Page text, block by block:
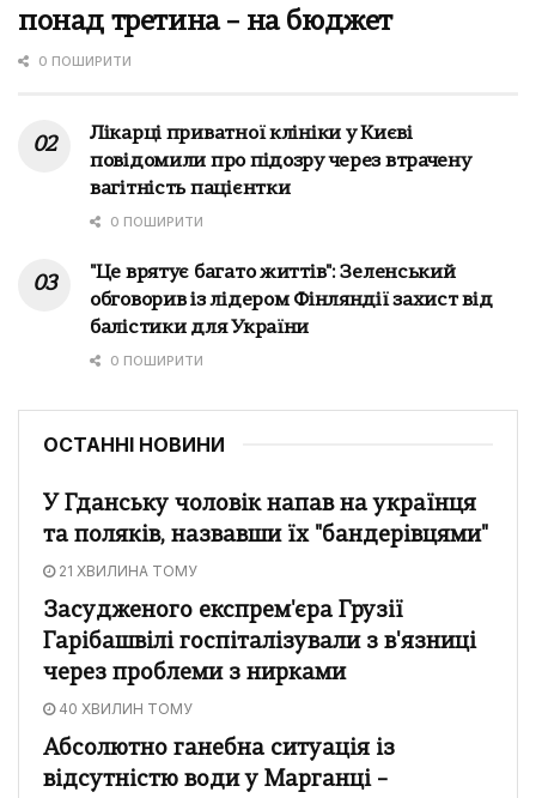
понад третина – на бюджет
0 ПОШИРИТИ
Лікарці приватної клініки у Києві
повідомили про підозру через втрачену
вагітність пацієнтки
0 ПОШИРИТИ
"Це врятує багато життів": Зеленський
обговорив із лідером Фінляндії захист від
балістики для України
0 ПОШИРИТИ
ОСТАННІ НОВИНИ
У Гданську чоловік напав на українця
та поляків, назвавши їх "бандерівцями"
21 ХВИЛИНА ТОМУ
Засудженого експрем'єра Грузії
Гарібашвілі госпіталізували з в'язниці
через проблеми з нирками
40 ХВИЛИН ТОМУ
Абсолютно ганебна ситуація із
відсутністю води у Марганці –